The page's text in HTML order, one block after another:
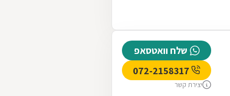
שלח וואטסאפ
יצירת קשר